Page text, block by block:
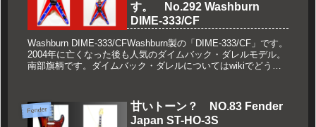
す。 No.292 Washburn
DIME-333/CF
Washburn DIME-333/CFWashburn製の「DIME-333/CF」です。
2004年に亡くなった後も人気のダイムバック・ダレルモデル。
南部旗柄です。ダイムバック・ダレルについてはwikiでどうぞ
Fender
甘いトーン？ NO.83 Fender
Japan ST-HO-3S